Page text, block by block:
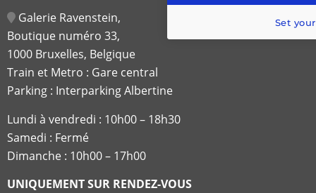
Galerie Ravenstein,
Boutique numéro 33,
1000 Bruxelles, Belgique
Train et Metro : Gare central
Parking : Interparking Albertine
Lundi à vendredi : 10h00 – 18h30
Samedi : Fermé
Dimanche : 10h00 – 17h00
UNIQUEMENT SUR RENDEZ-VOUS
Set